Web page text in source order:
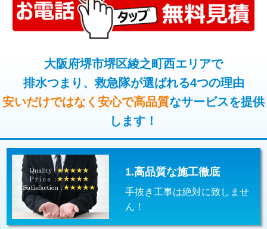
コンクリート斫り（厚さ10㎝まで） 27,500円
コンクリート斫り（厚さ10㎝超え） 38,500円
モルタル補修（厚さ10㎝まで） 27,500円
モルタル補修（厚さ10㎝超え） 38,500円
追加人工 16,500円
カメラ調査 33,000円
止水・漏水調査・防水処理・清掃・修
理・調整・分解・加工など（軽作業）
11,000円
止水・漏水調査・防水処理・清掃・修
理・調整・分解・加工など（中作業）
22,000円
止水・漏水調査・防水処理・清掃・修
理・調整・分解・加工など（重作業）
33,000円
その他部品の脱着 8,800円～
交換・取付（タンク） 22,000円+材料費
交換・取付(単水栓（壁付・デッキ
13,200円+材料費
大阪府堺市堺区綾之町西エリアで
排水つまり、救急隊が選ばれる4つの理由
安いだけではなく安心で高品質なサービスを提供
します！
1.高品質な施工徹底
手抜き工事は絶対に致しませ
ん！